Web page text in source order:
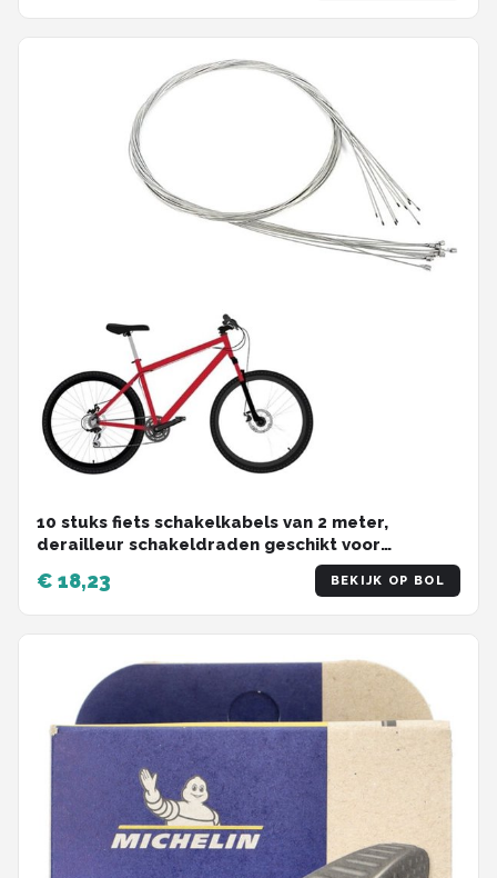
10 stuks fiets schakelkabels van 2 meter,
derailleur schakeldraden geschikt voor
mountainbike, racefiets en vouwfiets
€ 18,23 BEKIJK OP BOL